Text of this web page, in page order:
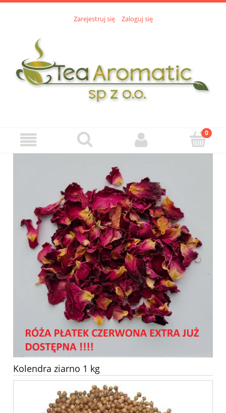
Zarejestruj się Zaloguj się
Kolendra ziarno 1 kg